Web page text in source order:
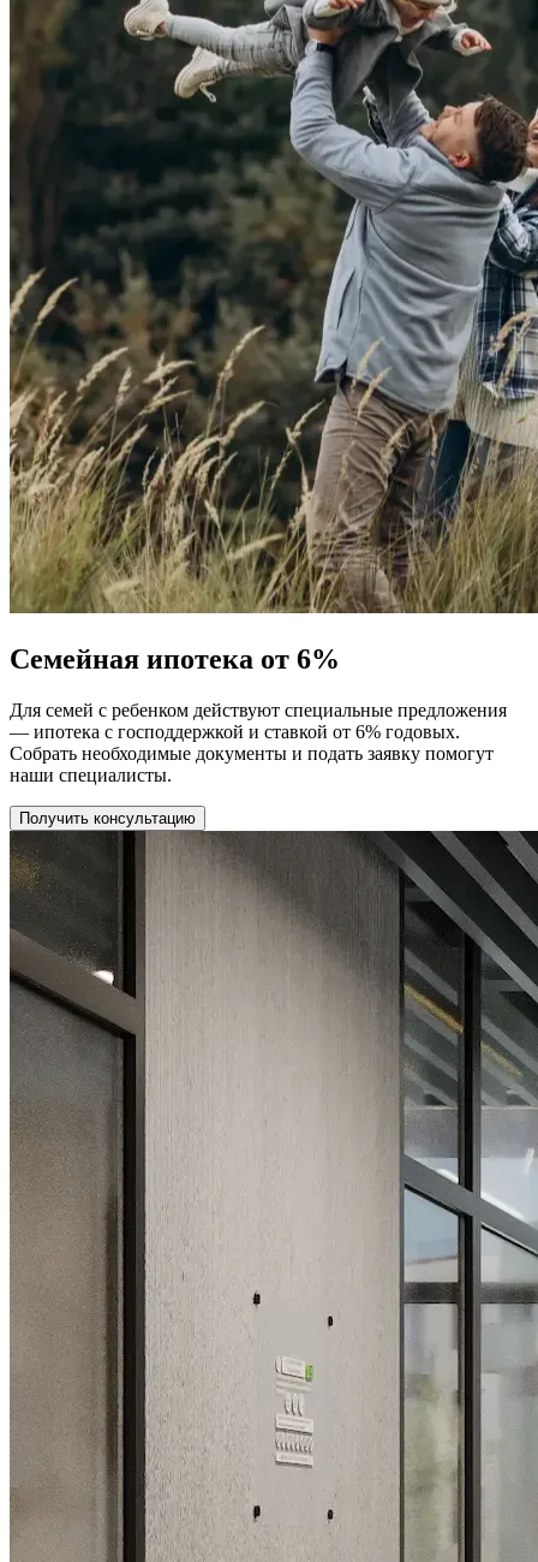
Семейная ипотека от 6%
Для семей с ребенком действуют специальные предложения
— ипотека с господдержкой и ставкой от 6% годовых.
Собрать необходимые документы и подать заявку помогут
наши специалисты.
Получить консультацию